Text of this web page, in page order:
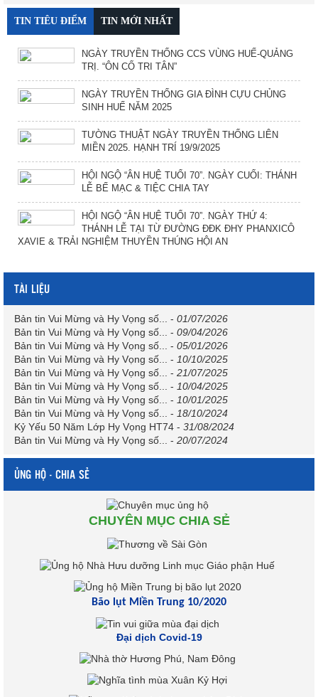
TIN TIÊU ĐIỂM TIN MỚI NHẤT
NGÀY TRUYỀN THỐNG CCS VÙNG HUẾ-QUẢNG
TRỊ. “ÔN CỐ TRI TÂN”
NGÀY TRUYỀN THỐNG GIA ĐÌNH CỰU CHỦNG
SINH HUẾ NĂM 2025
TƯỜNG THUẬT NGÀY TRUYỀN THỐNG LIÊN
MIỀN 2025. HẠNH TRÍ 19/9/2025
HỘI NGỘ “ÂN HUỆ TUỔI 70”. NGÀY CUỐI: THÁNH
LỄ BẾ MẠC & TIỆC CHIA TAY
HỘI NGỘ “ÂN HUỆ TUỔI 70”. NGÀY THỨ 4:
THÁNH LỄ TẠI TỪ ĐƯỜNG ĐĐK ĐHY PHANXICÔ
XAVIE & TRẢI NGHIỆM THUYỀN THÚNG HỘI AN
TÀI LIỆU
Bản tin Vui Mừng và Hy Vọng số... - 01/07/2026
Bản tin Vui Mừng và Hy Vọng số... - 09/04/2026
Bản tin Vui Mừng và Hy Vọng số... - 05/01/2026
Bản tin Vui Mừng và Hy Vọng số... - 10/10/2025
Bản tin Vui Mừng và Hy Vọng số... - 21/07/2025
Bản tin Vui Mừng và Hy Vọng số... - 10/04/2025
Bản tin Vui Mừng và Hy Vọng số... - 10/01/2025
Bản tin Vui Mừng và Hy Vọng số... - 18/10/2024
Kỷ Yếu 50 Năm Lớp Hy Vọng HT74 - 31/08/2024
Bản tin Vui Mừng và Hy Vọng số... - 20/07/2024
ỦNG HỘ - CHIA SẺ
CHUYÊN MỤC CHIA SẺ
Bão lụt Miền Trung 10/2020
Đại dịch Covid-19